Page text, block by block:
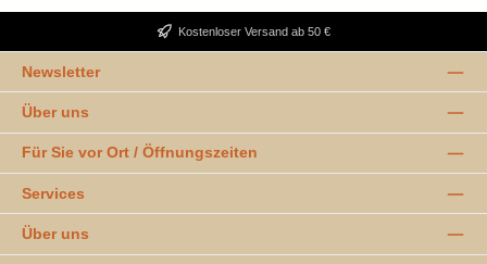
Kostenloser Versand ab 50 €
Newsletter
Über uns
Für Sie vor Ort / Öffnungszeiten
Services
Über uns